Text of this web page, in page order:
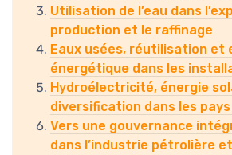
Utilisation de l’eau dans
production et le raffinage
Eaux usées, réutilisation et
énergétique dans les
Hydroélectricité, énergie
diversification dans les
Vers une gouvernance
dans l’industrie pétrolière